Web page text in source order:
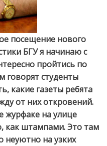
посещение нового
БГУ я начинаю с
пройтись по
говорят студенты
какие газеты ребята
от них откровений.
журфаке на улице
как штампами. Это там
на узких